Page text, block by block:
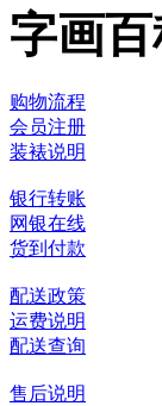
字画
购物流程
会员注册
装裱说明
银行转账
网银在线
货到付款
配送政策
运费说明
配送查询
售后说明